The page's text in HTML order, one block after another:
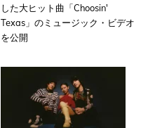
した大ヒット曲「Choosin'
Texas」のミュージック・ビデオ
を公開